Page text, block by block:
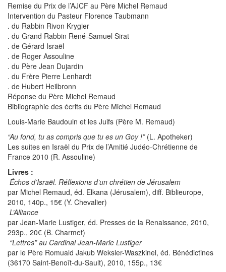
Remise du Prix de l’AJCF au Père Michel Remaud
Intervention du Pasteur Florence Taubmann
. du Rabbin Rivon Krygier
. du Grand Rabbin René-Samuel Sirat
. de Gérard Israël
. de Roger Assouline
. du Père Jean Dujardin
. du Frère Pierre Lenhardt
. de Hubert Heilbronn
Réponse du Père Michel Remaud
Bibliographie des écrits du Père Michel Remaud
Louis-Marie Baudouin et les Juifs (Père M. Remaud)
“Au fond, tu as compris que tu es un Goy !”(L. Apotheker)
Les suites en Israël du Prix de l’Amitié Judéo-Chrétienne de
France 2010 (R. Assouline)
Livres :
Échos d’Israël. Réflexions d’un chrétien de Jérusalem
par Michel Remaud, éd. Elkana (Jérusalem), diff. Biblieurope,
2010, 140p., 15€ (Y. Chevalier)
L’Alliance
par Jean-Marie Lustiger, éd. Presses de la Renaissance, 2010,
293p., 20€ (B. Charmet)
“Lettres” au Cardinal Jean-Marie Lustiger
par le Père Romuald Jakub Weksler-Waszkinel, éd. Bénédictines
(36170 Saint-Benoît-du-Sault), 2010, 155p., 13€